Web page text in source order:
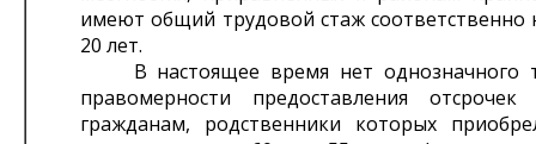
имеют общий трудовой стаж соответственно
20 лет.
В настоящее время нет однозначного
правомерности предоставления
гражданам, родственники которых